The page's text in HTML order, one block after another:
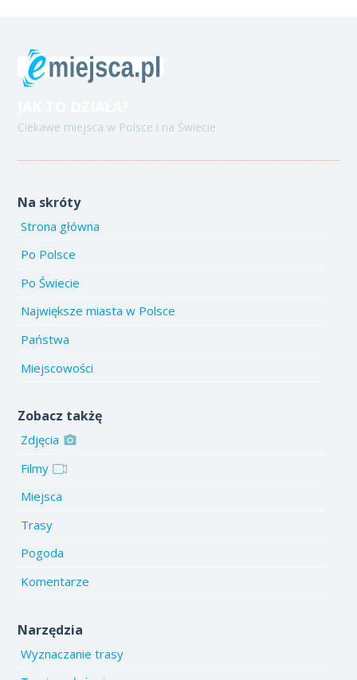
Ciekawe miejsca w Polsce i na Świecie
Na skróty
Strona główna
Po Polsce
Po Świecie
Największe miasta w Polsce
Państwa
Miejscowości
Zobacz takżę
Zdjęcia
Filmy
Miejsca
Trasy
Pogoda
Komentarze
Narzędzia
Wyznaczanie trasy